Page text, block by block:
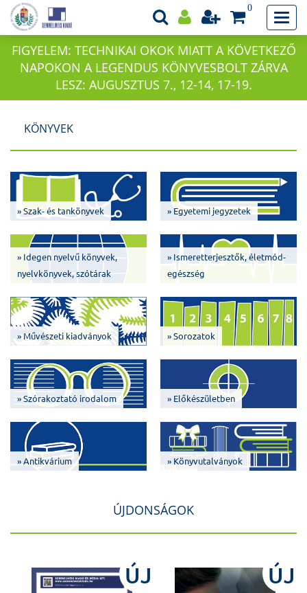
0
FIGYELEM: TECHNIKAI OKOK MIATT A KÖVETKEZŐ
NAPOKON A LEGENDUS KÖNYVESBOLT ZÁRVA
LESZ: AUGUSZTUS 7., 12-14, 17-19.
KÖNYVEK
» Szak- és tankönyvek » Egyetemi jegyzetek
» Idegen nyelvű könyvek,
nyelvkönyvek, szótárak
» Ismeretterjesztők, életmód-
egészség
» Művészeti kiadványok » Sorozatok
» Szórakoztató irodalom » Előkészületben
» Antikvárium » Könyvutalványok
ÚJDONSÁGOK
ÚJ ÚJ